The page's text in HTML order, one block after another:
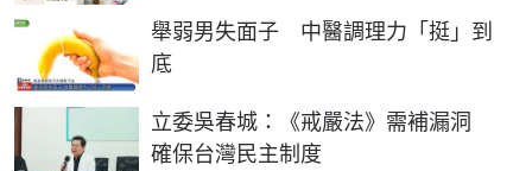
舉弱男失面子 中醫調理力「挺」到
底
立委吳春城：《戒嚴法》需補漏洞
確保台灣民主制度